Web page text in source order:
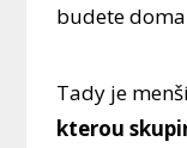
budete
Tady je
kterou